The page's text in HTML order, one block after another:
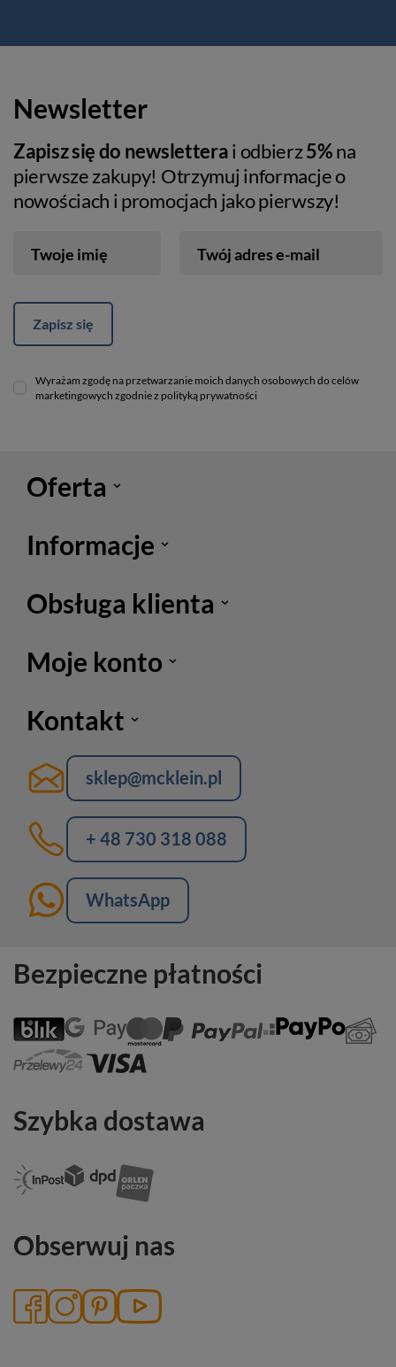
Newsletter
Zapisz się do newsletterai odbierz5%na
pierwsze zakupy! Otrzymuj informacje o
nowościach i promocjach jako pierwszy!
Twoje imię Twój adres e-mail
Zapisz się
Wyrażam zgodę na przetwarzanie moich danych osobowych do celów
marketingowych zgodnie z polityką prywatności
Oferta
Informacje
Obsługa klienta
Moje konto
Kontakt
sklep@mcklein.pl
+ 48 730 318 088
WhatsApp
Bezpieczne płatności
Szybka dostawa
Obserwuj nas